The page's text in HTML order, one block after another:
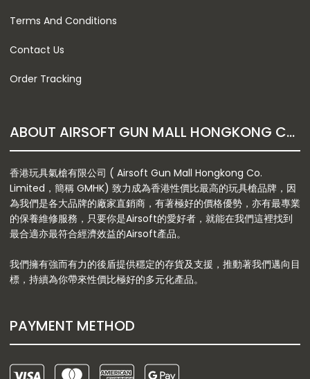
Terms And Conditions
Contact Us
Order Tracking
ABOUT AIRSOFT GUN MALL HONGKONG CO. LTD
香港玩具氣槍有限公司 ( Airsoft Gun Mall Hongkong Co.
Limited，簡稱 GMHK) 致力成為香港性價比最高的玩具槍品牌，因
為我們是各大品牌的廠家直銷商，有著極好的價格優勢，亦有最專業
的保養維修服務，只要你是Airsoft的愛好者，就能在我們這裡找到
最合適亦最符合經濟效益的Airsoft產品。
我們擁有強而有力的後盾提供穩定的存貨及支援，推動著我們邁向目
標，持續為你帶來性價比極好的多元化產品。
PAYMENT METHOD